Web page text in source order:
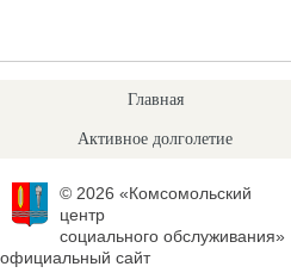
Главная
Активное долголетие
© 2026 «Комсомольский
центр
социального обслуживания»
официальный сайт